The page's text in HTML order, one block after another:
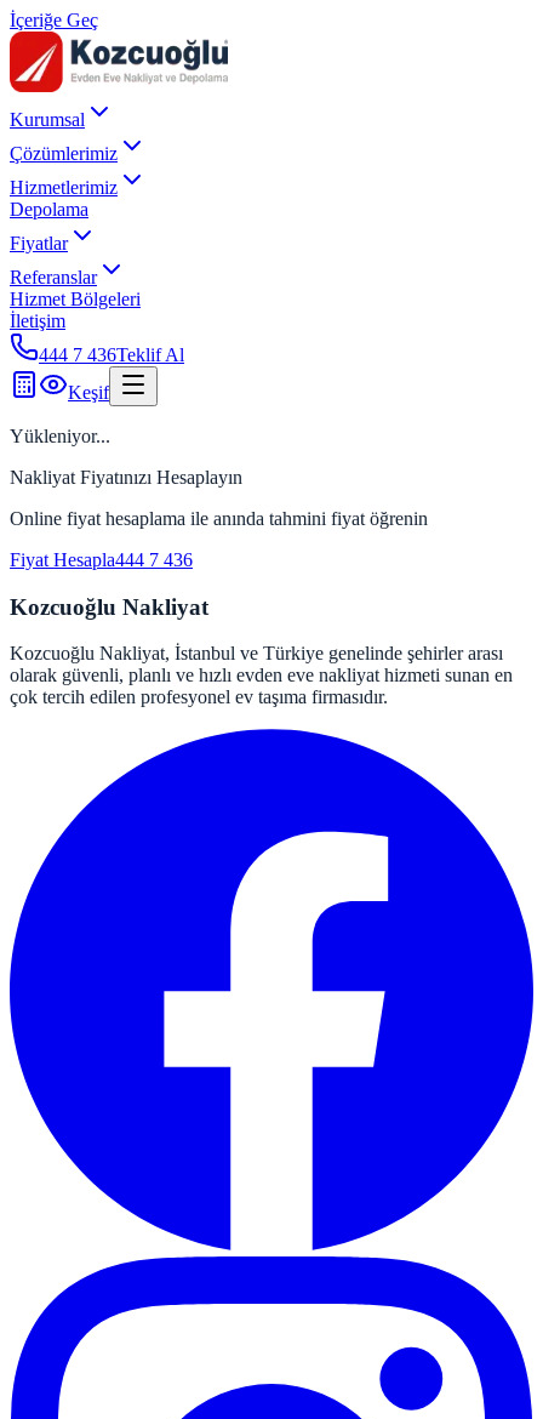
İçeriğe Geç
Kurumsal
Çözümlerimiz
Hizmetlerimiz
Depolama
Fiyatlar
Referanslar
Hizmet Bölgeleri
İletişim
444 7 436Teklif Al
Keşif
Yükleniyor...
Nakliyat Fiyatınızı Hesaplayın
Online fiyat hesaplama ile anında tahmini fiyat öğrenin
Fiyat Hesapla444 7 436
Kozcuoğlu Nakliyat
Kozcuoğlu Nakliyat, İstanbul ve Türkiye genelinde şehirler arası
olarak güvenli, planlı ve hızlı evden eve nakliyat hizmeti sunan en
çok tercih edilen profesyonel ev taşıma firmasıdır.